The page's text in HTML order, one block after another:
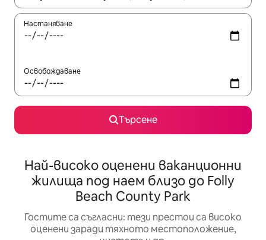
Настаняване
Освобождаване
Търсене
Най-високо оценени ваканционни
жилища под наем близо до Folly
Beach County Park
Гостите са съгласни: тези престои са високо
оценени заради тяхното местоположение,